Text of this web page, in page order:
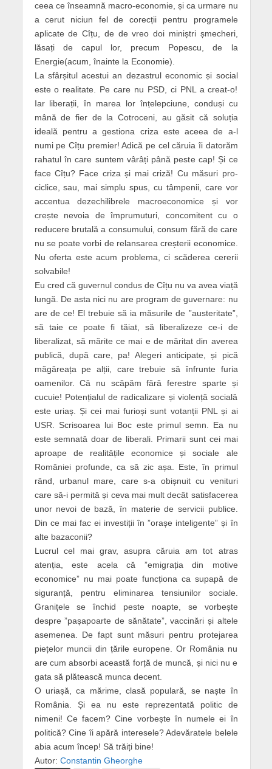
ceea ce înseamnă macro-economie, și ca urmare nu
a cerut niciun fel de corecții pentru programele
aplicate de Cîțu, de de vreo doi miniștri șmecheri,
lăsați de capul lor, precum Popescu, de la
Energie(acum, înainte la Economie).
La sfârșitul acestui an dezastrul economic și social
este o realitate. Pe care nu PSD, ci PNL a creat-o!
Iar liberații, în marea lor înțelepciune, conduși cu
mână de fier de la Cotroceni, au găsit că soluția
ideală pentru a gestiona criza este aceea de a-l
numi pe Cîțu premier! Adică pe cel căruia îi datorăm
rahatul în care suntem vârâți până peste cap! Și ce
face Cîțu? Face criza și mai criză! Cu măsuri pro-
ciclice, sau, mai simplu spus, cu tâmpenii, care vor
accentua dezechilibrele macroeconomice și vor
crește nevoia de împrumuturi, concomitent cu o
reducere brutală a consumului, consum fără de care
nu se poate vorbi de relansarea creșterii economice.
Nu oferta este acum problema, ci scăderea cererii
solvabile!
Eu cred că guvernul condus de Cîțu nu va avea viață
lungă. De asta nici nu are program de guvernare: nu
are de ce! El trebuie să ia măsurile de ”austeritate”,
să taie ce poate fi tăiat, să liberalizeze ce-i de
liberalizat, să mărite ce mai e de măritat din averea
publică, după care, pa! Alegeri anticipate, și pică
măgăreața pe alții, care trebuie să înfrunte furia
oamenilor. Că nu scăpăm fără ferestre sparte și
cucuie! Potențialul de radicalizare și violență socială
este uriaș. Și cei mai furioși sunt votanții PNL și ai
USR. Scrisoarea lui Boc este primul semn. Ea nu
este semnată doar de liberali. Primarii sunt cei mai
aproape de realitățile economice și sociale ale
României profunde, ca să zic așa. Este, în primul
rând, urbanul mare, care s-a obișnuit cu venituri
care să-i permită și ceva mai mult decât satisfacerea
unor nevoi de bază, în materie de servicii publice.
Din ce mai fac ei investiții în ”orașe inteligente” și în
alte bazaconii?
Lucrul cel mai grav, asupra căruia am tot atras
atenția, este acela că ”emigrația din motive
economice” nu mai poate funcționa ca supapă de
siguranță, pentru eliminarea tensiunilor sociale.
Granițele se închid peste noapte, se vorbește
despre ”pașapoarte de sănătate”, vaccinări și altele
asemenea. De fapt sunt măsuri pentru protejarea
piețelor muncii din țările europene. Or România nu
are cum absorbi această forță de muncă, și nici nu e
gata să plătească munca decent.
O uriașă, ca mărime, clasă populară, se naște în
România. Și ea nu este reprezentată politic de
nimeni! Ce facem? Cine vorbește în numele ei în
politică? Cine îi apără interesele? Adevăratele belele
abia acum încep! Să trăiți bine!
Autor: Constantin Gheorghe